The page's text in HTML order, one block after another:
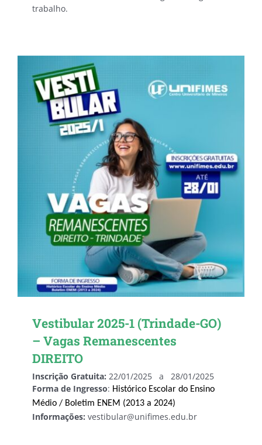
trabalho.
Vestibular 2025-1 (Trindade-GO)
– Vagas Remanescentes
DIREITO
Inscrição Gratuita: 22/01/2025 a 28/01/2025
Forma de Ingresso: Histórico Escolar do Ensino
Médio / Boletim ENEM (2013 a 2024)
Informações: vestibular@unifimes.edu.br